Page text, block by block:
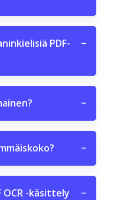
PDF-
−
−
−
OCR -käsittely −